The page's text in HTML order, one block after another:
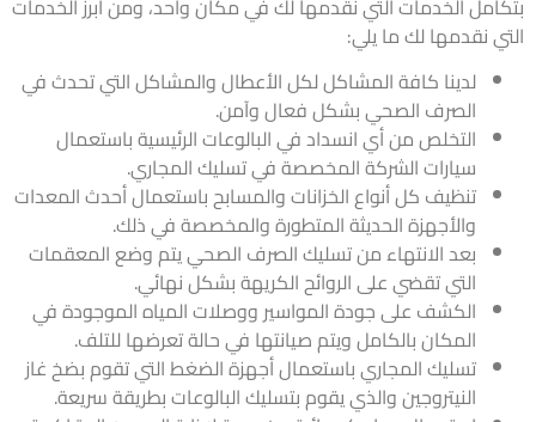
نقدمها لك ما يلي:
لدينا كافة المشاكل لكل الأعطال والمشاكل التي تحدث في
الصرف الصحي بشكل فعال وآمن.
التخلص من أي انسداد في البالوعات الرئيسية باستعمال
سيارات الشركة المخصصة في تسليك المجاري.
تنظيف كل أنواع الخزانات والمسابح باستعمال أحدث المعدات
والأجهزة الحديثة المتطورة والمخصصة في ذلك.
بعد الانتهاء من تسليك الصرف الصحي يتم وضع المعقمات
التي تقضي على الروائح الكريهة بشكل نهائي.
الكشف على جودة المواسير ووصلات المياه الموجودة في
المكان بالكامل ويتم صيانتها في حالة تعرضها للتلف.
تسليك المجاري باستعمال أجهزة الضغط التي تقوم بضخ غاز
النيتروجين والذي يقوم بتسليك البالوعات بطريقة سريعة.